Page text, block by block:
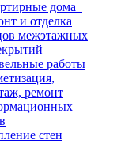
дома
и отделка
межэтажных
работы
ремонт
стен